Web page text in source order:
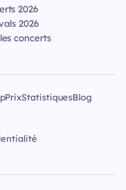
2026
2026
concerts
PrixStatistiquesBlog